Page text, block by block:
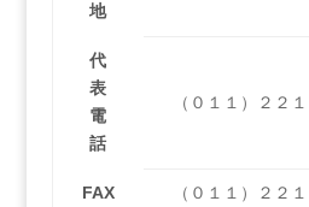
地
代
表
電
話
（０１１）２２
FAX （０１１）２２